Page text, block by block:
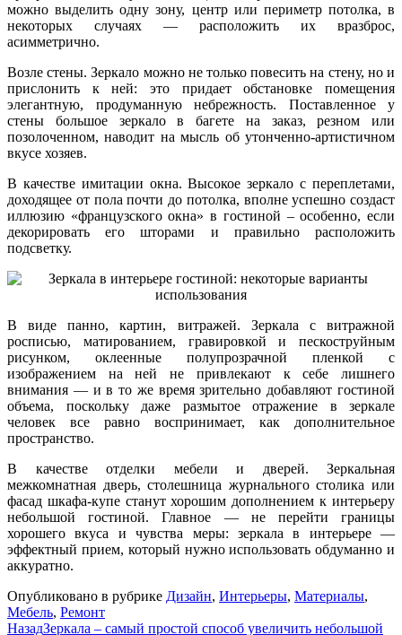
можно выделить одну зону, центр или периметр потолка, в
некоторых случаях — расположить их вразброс,
асимметрично.
Возле стены. Зеркало можно не только повесить на стену, но и
прислонить к ней: это придает обстановке помещения
элегантную, продуманную небрежность. Поставленное у
стены большое зеркало в багете на заказ, резном или
позолоченном, наводит на мысль об утонченно-артистичном
вкусе хозяев.
В качестве имитации окна. Высокое зеркало с переплетами,
доходящее от пола почти до потолка, вполне успешно создаст
иллюзию «французского окна» в гостиной – особенно, если
декорировать его шторами и правильно расположить
подсветку.
В виде панно, картин, витражей. Зеркала с витражной
росписью, матированием, гравировкой и пескоструйным
рисунком, оклеенные полупрозрачной пленкой с
изображением на ней не привлекают к себе лишнего
внимания — и в то же время зрительно добавляют гостиной
объема, поскольку даже размытое отражение в зеркале
человек все равно воспринимает, как дополнительное
пространство.
В качестве отделки мебели и дверей. Зеркальная
межкомнатная дверь, столешница журнального столика или
фасад шкафа-купе станут хорошим дополнением к интерьеру
небольшой гостиной. Главное — не перейти границы
хорошего вкуса и чувства меры: зеркала в интерьере —
эффектный прием, который нужно использовать обдуманно и
аккуратно.
Опубликовано в рубрике Дизайн, Интерьеры, Материалы,
Мебель, Ремонт
НазадЗеркала – самый простой способ увеличить небольшой